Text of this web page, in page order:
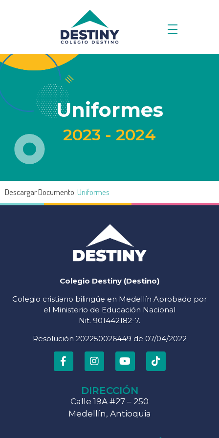
Uniformes
2023 - 2024
Descargar Documento:Uniformes
Colegio Destiny (Destino)
Colegio cristiano bilingüe en Medellín Aprobado por
el Ministerio de Educación Nacional
Nit. 901442182-7.
Resolución 202250026449 de 07/04/2022
DIRECCIÓN
Calle 19A #27 – 250
Medellín, Antioquia